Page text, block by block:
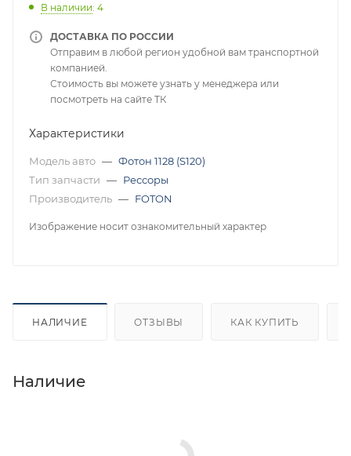
В наличии: 4
ДОСТАВКА ПО РОССИИ
Отправим в любой регион удобной вам транспортной
компанией.
Стоимость вы можете узнать у менеджера или
посмотреть на сайте ТК
Характеристики
Модель авто — Фотон 1128 (S120)
Тип запчасти — Рессоры
Производитель — FOTON
Изображение носит ознакомительный характер
НАЛИЧИЕ ОТЗЫВЫ КАК КУПИТЬ
Наличие